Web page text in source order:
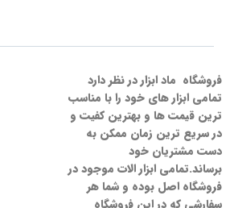
فروشگاه ماد ابزار در نظر دارد
تمامی ابزار های خود را با مناسب
ترین قیمت ها و بهترین کفیت و
در سریع ترین زمان ممکن به
دست مشتریان خود
برساند.تمامی ابزار الات موجود در
فروشگاه اصل بوده و شما هر
سفارشی که در این فروشگاه